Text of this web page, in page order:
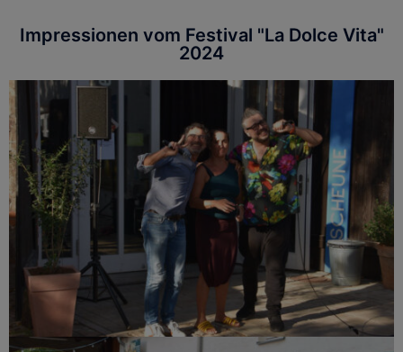
Impressionen vom Festival "La Dolce Vita"
2024